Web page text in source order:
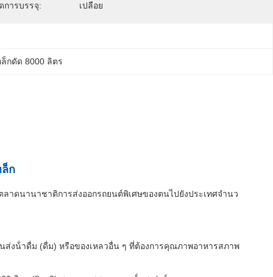
การบรรจุ: เปลือย
ล็กดัด 8000 ลิตร
ล็ก
าดนานาชาติการส่งออกรถยนต์พิเศษของตนไปยังประเทศจํานว
ส่งน้ําดื่ม (ดื่ม) หรือของเหลวอื่น ๆ ที่ต้องการคุณภาพอาหารสภาพ